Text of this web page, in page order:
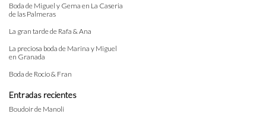
Boda de Miguel y Gema en La Caseria
de las Palmeras
La gran tarde de Rafa & Ana
La preciosa boda de Marina y Miguel
en Granada
Boda de Rocio & Fran
Entradas recientes
Boudoir de Manoli